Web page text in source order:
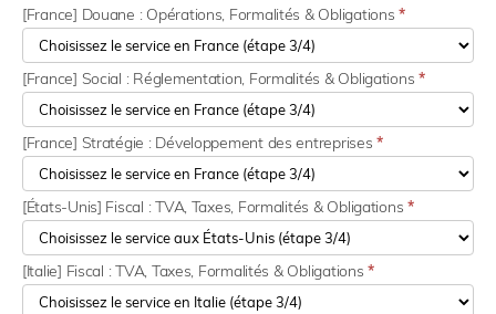
[France] Douane : Opérations, Formalités & Obligations*
[France] Social : Réglementation, Formalités & Obligations*
[France] Stratégie : Développement des entreprises*
[États-Unis] Fiscal : TVA, Taxes, Formalités & Obligations*
[Italie] Fiscal : TVA, Taxes, Formalités & Obligations*